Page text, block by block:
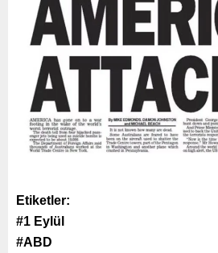
Etiketler:
#1 Eylül
#ABD